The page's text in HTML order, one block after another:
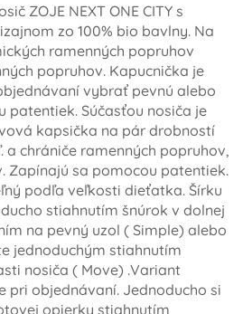
ZOJE NEXT ONE CITY s
zo 100% bio bavlny. Na
ramenných popruhov
popruhov. Kapucnička je
vybrať pevnú alebo
patentiek. Súčasťou nosiča je
kapsička na pár drobností
chrániče ramenných popruhov,
Zapínajú sa pomocou patentiek.
podľa veľkosti dieťatka. Šírku
stiahnutím šnúrok v dolnej
na pevný uzol ( Simple) alebo
jednoduchým stiahnutím
nosiča ( Move) .Variant
pri objednávaní. Jednoducho si
opierky stiahnutím